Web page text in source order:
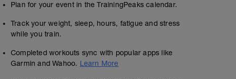
Plan for your event in the TrainingPeaks calendar.
Track your weight, sleep, hours, fatigue and stress
while you train.
Completed workouts sync with popular apps like
Garmin and Wahoo. Learn More